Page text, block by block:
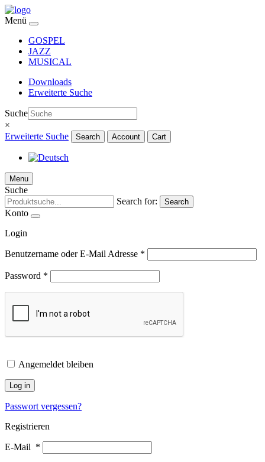
Menü
GOSPEL
JAZZ
MUSICAL
Downloads
Erweiterte Suche
Suche
×
Erweiterte Suche
Search Account Cart
Menu
Suche
Search for:
Search
Konto
Login
Benutzername oder E-Mail Adresse *
Password *
Angemeldet bleiben
Log in
Passwort vergessen?
Registrieren
E-Mail *